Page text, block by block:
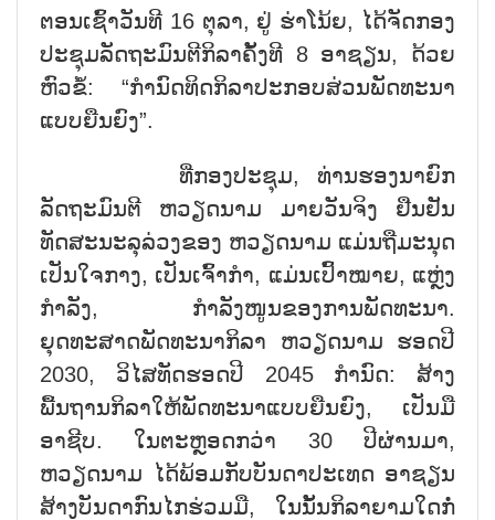
ຕອນເຊົ້າວັນທີ 16 ຕຸລາ, ຢູ່ ຮ່າໂນ້ຍ, ໄດ້ຈັດກອງ
ປະຊຸມລັດຖະມົນຕີກິລາຄັ້ງທີ 8 ອາຊຽນ, ດ້ວຍ
ຫົວຂໍ້: “ກຳນົດທິດກິລາປະກອບສ່ວນພັດທະນາ
ແບບຍືນຍົງ”.
ທີ່ກອງປະຊຸມ, ທ່ານຮອງນາຍົກ
ລັດຖະມົນຕີ ຫວຽດນາມ ມາຍວັນຈິງ ຢືນຢັນ
ທັດສະນະລຸລ່ວງຂອງ ຫວຽດນາມ ແມ່ນຖືມະນຸດ
ເປັນໃຈກາງ, ເປັນເຈົ້າກຳ, ແມ່ນເປົ້າໝາຍ, ແຫຼ່ງ
ກຳລັງ, ກຳລັງໜູນຂອງການພັດທະນາ.
ຍຸດທະສາດພັດທະນາກິລາ ຫວຽດນາມ ຮອດປີ
2030, ວິໄສທັດຮອດປີ 2045 ກຳນົດ: ສ້າງ
ພື້ນຖານກິລາໃຫ້ພັດທະນາແບບຍືນຍົງ, ເປັນມື
ອາຊີບ. ໃນຕະຫຼອດກວ່າ 30 ປີຜ່ານມາ,
ຫວຽດນາມ ໄດ້ພ້ອມກັບບັນດາປະເທດ ອາຊຽນ
ສ້າງບັນດາກົນໄກຮ່ວມມື, ໃນນັ້ນກິລາຍາມໃດກໍ່